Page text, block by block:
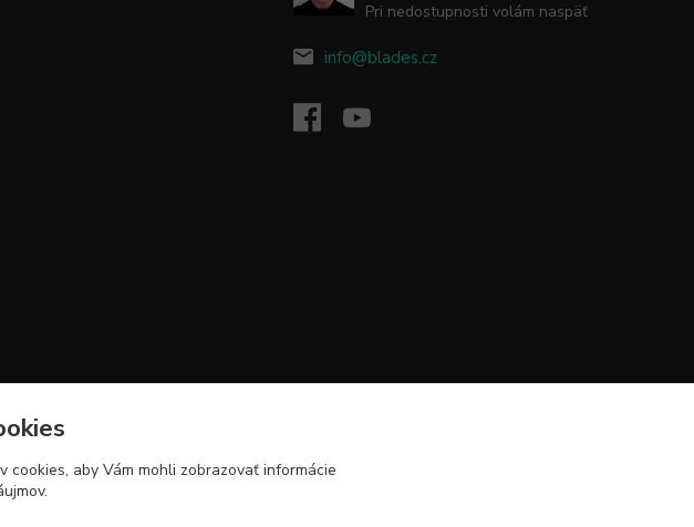
Pri nedostupnosti volám naspäť
info@blades.cz
cookies, aby Vám mohli zobrazovať informácie